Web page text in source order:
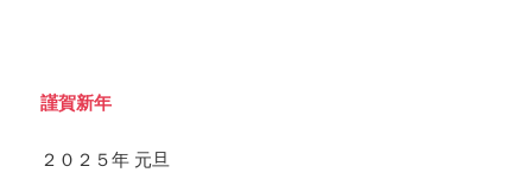
謹賀新年
２０２５年 元旦